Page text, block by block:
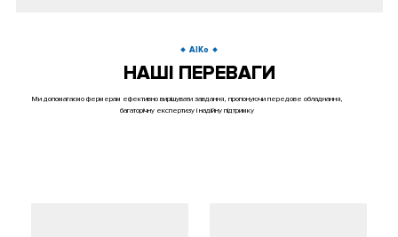
AIKo
НАШІ ПЕРЕВАГИ
Ми допомагаємо фермерам ефективно вирішувати завдання, пропонуючи передове обладнання,
багаторічну експертизу і надійну підтримку